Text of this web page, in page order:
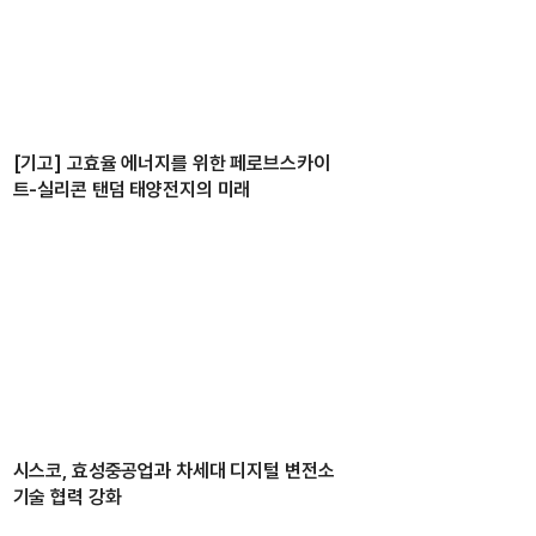
[기고] 고효율 에너지를 위한 페로브스카이
트-실리콘 탠덤 태양전지의 미래
시스코, 효성중공업과 차세대 디지털 변전소
기술 협력 강화